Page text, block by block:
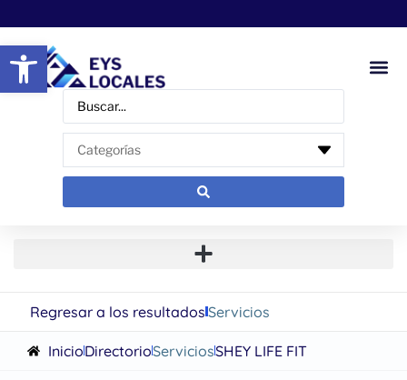
Abrir barra de herramientas
Regresar a los resultadosServicios
InicioDirectorioServiciosSHEY LIFE FIT